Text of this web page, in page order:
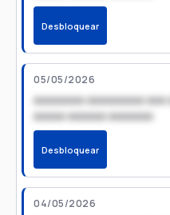
Desbloquear
05/05/2026
xxxxxxxx xxxxxxxxx
xxxxx xxxxxx xxxxxxx
Desbloquear
04/05/2026